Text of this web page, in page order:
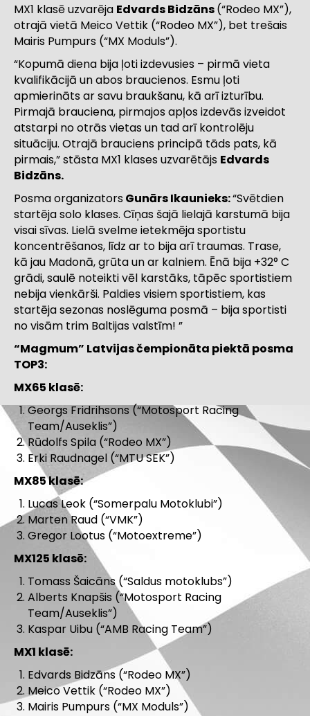
MX1 klasē uzvarēja Edvards Bidzāns(“Rodeo MX”),
otrajā vietā Meico Vettik (“Rodeo MX”), bet trešais
Mairis Pumpurs (“MX Moduls”).
“Kopumā diena bija ļoti izdevusies – pirmā vieta
kvalifikācijā un abos braucienos. Esmu ļoti
apmierināts ar savu braukšanu, kā arī izturību.
Pirmajā brauciena, pirmajos apļos izdevās izveidot
atstarpi no otrās vietas un tad arī kontrolēju
situāciju. Otrajā brauciens principā tāds pats, kā
pirmais,” stāsta MX1 klases uzvarētājs Edvards
Bidzāns.
Posma organizators Gunārs Ikaunieks:“Svētdien
startēja solo klases. Cīņas šajā lielajā karstumā bija
visai sīvas. Lielā svelme ietekmēja sportistu
koncentrēšanos, līdz ar to bija arī traumas. Trase,
kā jau Madonā, grūta un ar kalniem. Ēnā bija +32° C
grādi, saulē noteikti vēl karstāks, tāpēc sportistiem
nebija vienkārši. Paldies visiem sportistiem, kas
startēja sezonas noslēguma posmā – bija sportisti
no visām trim Baltijas valstīm! ”
“Magmum” Latvijas čempionāta piektā posma
TOP3:
MX65 klasē:
Georgs Fridrihsons (“Motosport Racing
Team/Auseklis”)
Rūdolfs Spila (“Rodeo MX”)
Erki Raudnagel (“MTU SEK”)
MX85 klasē:
Lucas Leok (“Somerpalu Motoklubi”)
Marten Raud (“VMK”)
Gregor Lootus (“Motoextreme”)
MX125 klasē:
Tomass Šaicāns (“Saldus motoklubs”)
Alberts Knapšis (“Motosport Racing
Team/Auseklis”)
Kaspar Uibu (“AMB Racing Team”)
MX1 klasē:
Edvards Bidzāns (“Rodeo MX”)
Meico Vettik (“Rodeo MX”)
Mairis Pumpurs (“MX Moduls”)